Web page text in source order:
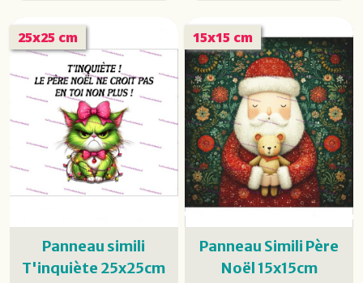
25x25 cm
Panneau simili
T'inquiète 25x25cm
15x15 cm
Panneau Simili Père
Noël 15x15cm